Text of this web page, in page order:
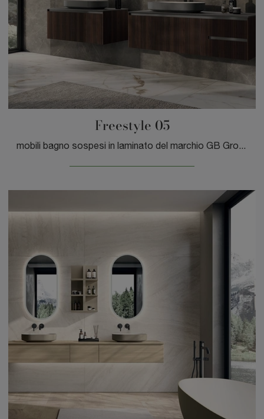
Freestyle 05
mobili bagno sospesi in laminato del marchio GB Group: clicca e scopri l'arredo bagno design Freestyle 05 per la stanza del benessere.